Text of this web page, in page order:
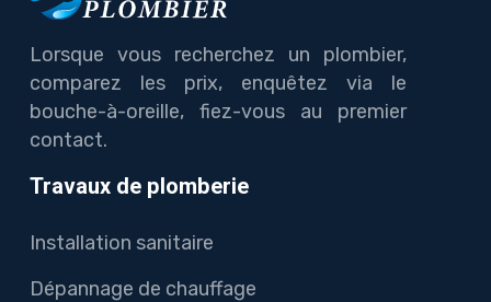
Lorsque vous recherchez un plombier,
comparez les prix, enquêtez via le
bouche-à-oreille, fiez-vous au premier
contact.
Travaux de plomberie
Installation sanitaire
Dépannage de chauffage